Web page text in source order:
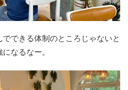
できる体制のところじゃないと
なるなー。